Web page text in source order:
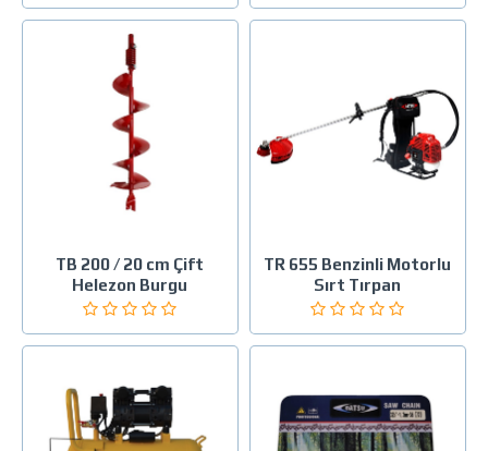
TB 200 / 20 cm Çift
Helezon Burgu
TR 655 Benzinli Motorlu
Sırt Tırpan